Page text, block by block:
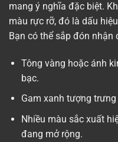
mang ý nghĩa đặc biệt.
màu rực rỡ, đó là dấu
Bạn có thể sắp đón nhận
Tông vàng hoặc ánh
bạc.
Gam xanh tượng
Nhiều màu sắc xuất
đang mở rộng.